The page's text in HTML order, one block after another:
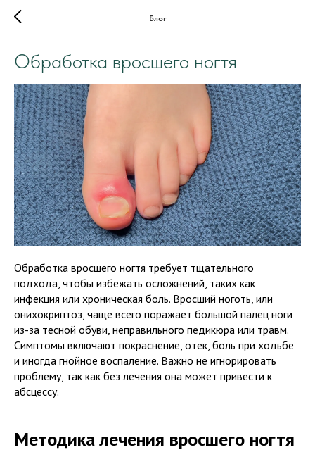
Блог
Обработка вросшего ногтя
Обработка вросшего ногтя требует тщательного
подхода, чтобы избежать осложнений, таких как
инфекция или хроническая боль. Вросший ноготь, или
онихокриптоз, чаще всего поражает большой палец ноги
из-за тесной обуви, неправильного педикюра или травм.
Симптомы включают покраснение, отек, боль при ходьбе
и иногда гнойное воспаление. Важно не игнорировать
проблему, так как без лечения она может привести к
абсцессу.
Методика лечения вросшего ногтя